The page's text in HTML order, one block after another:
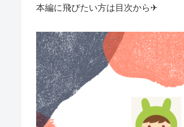
本編に飛びたい方は目次から✈︎